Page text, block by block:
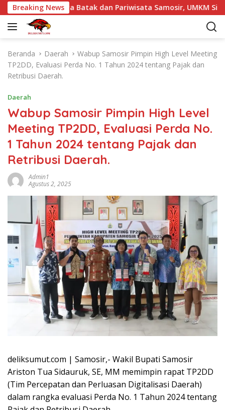
a
Breaking News
Budaya Batak dan Pariwisata Samosir, UMKM Siap
Beranda Daerah
Wabup Samosir Pimpin High Level Meeting
TP2DD, Evaluasi Perda No. 1 Tahun 2024 tentang Pajak dan
Retribusi Daerah.
Daerah
Wabup Samosir Pimpin High Level
Meeting TP2DD, Evaluasi Perda No.
1 Tahun 2024 tentang Pajak dan
Retribusi Daerah.
Admin1
Agustus 2, 2025
deliksumut.com | Samosir,- Wakil Bupati Samosir
Ariston Tua Sidauruk, SE, MM memimpin rapat TP2DD
(Tim Percepatan dan Perluasan Digitalisasi Daerah)
dalam rangka evaluasi Perda No. 1 Tahun 2024 tentang